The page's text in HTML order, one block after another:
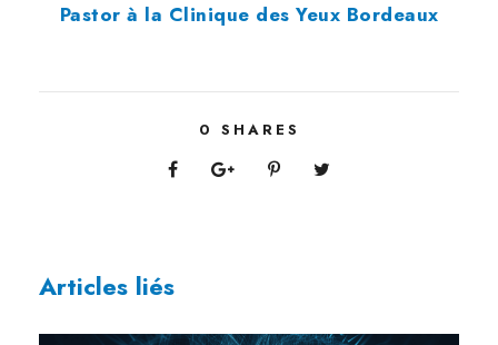
Pastor à la Clinique des Yeux Bordeaux
0 SHARES
Articles liés